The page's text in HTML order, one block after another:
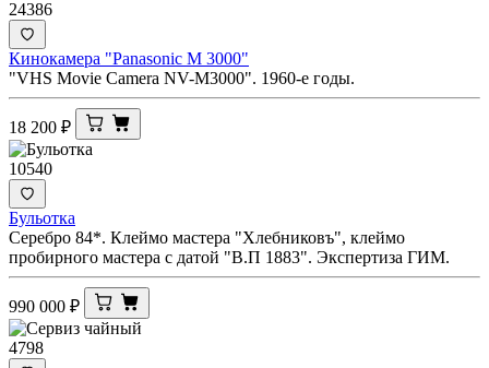
24386
Кинокамера "Panasonic M 3000"
"VHS Movie Camera NV-M3000". 1960-е годы.
18 200 ₽
10540
Бульотка
Серебро 84*. Клеймо мастера "Хлебниковъ", клеймо
пробирного мастера с датой "В.П 1883". Экспертиза ГИМ.
990 000 ₽
4798